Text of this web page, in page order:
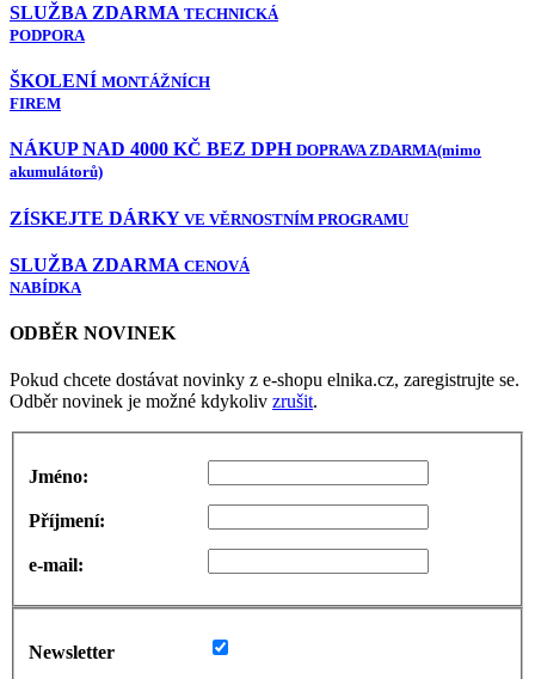
SLUŽBA ZDARMA TECHNICKÁ
PODPORA
ŠKOLENÍ MONTÁŽNÍCH
FIREM
NÁKUP NAD 4000 KČ BEZ DPH DOPRAVA ZDARMA(mimo
akumulátorů)
ZÍSKEJTE DÁRKY VE VĚRNOSTNÍM PROGRAMU
SLUŽBA ZDARMA CENOVÁ
NABÍDKA
ODBĚR NOVINEK
Pokud chcete dostávat novinky z e-shopu elnika.cz, zaregistrujte se.
Odběr novinek je možné kdykoliv zrušit.
Jméno:
Příjmení:
e-mail:
Newsletter